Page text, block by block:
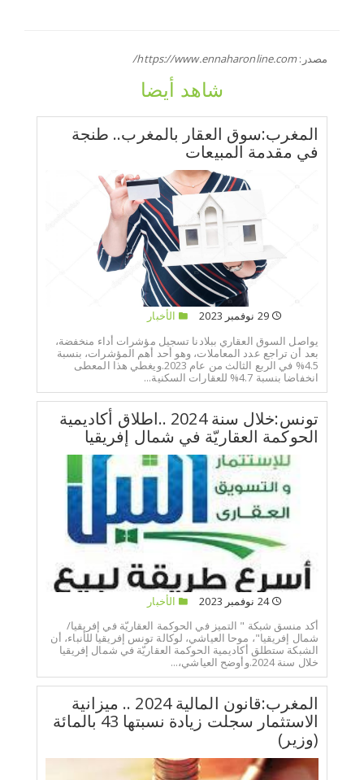
مصدر:https://www.ennaharonline.com/
شاهد أيضا
المغرب:سوق العقار بالمغرب.. طنجة
في مقدمة المبيعات
29 نوفمبر 2023
الأخبار
يواصل السوق العقاري ببلادنا تسجيل مؤشرات أداء منخفضة،
بعد أن تراجع عدد المعاملات، وهو أحد أهم المؤشرات، بنسبة
4.5% في الربع الثالث من عام 2023.ويغطي هذا المعطى
انخفاضا بنسبة 4.7% للعقارات السكنية...
تونس:خلال سنة 2024 ..اطلاق أكاديمية
الحوكمة العقاريّة في شمال إفريقيا
24 نوفمبر 2023
الأخبار
أكد منسق شبكة " التميز في الحوكمة العقاريّة في إفريقيا/
شمال إفريقيا"، موحا العياشي، لوكالة تونس إفريقيا للأنباء، أن
الشبكة ستطلق أكاديمية الحوكمة العقاريّة في شمال إفريقيا
خلال سنة 2024.وأوضح العياشي،...
المغرب:قانون المالية 2024 .. ميزانية
الاستثمار سجلت زيادة نسبتها 43 بالمائة
(وزير)